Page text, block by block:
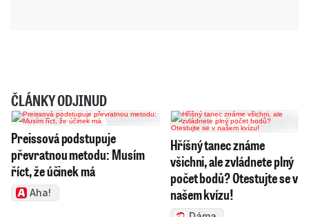
ČLÁNKY ODJINUD
Preissová podstupuje
převratnou metodu: Musím
říct, že účinek má
Aha!
Hříšný tanec známe
všichni, ale zvládnete plný
počet bodů? Otestujte se v
našem kvízu!